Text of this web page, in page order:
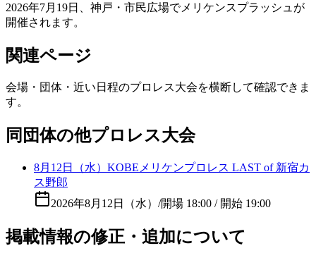
2026年7月19日、神戸・市民広場でメリケンスプラッシュが
開催されます。
関連ページ
会場・団体・近い日程のプロレス大会を横断して確認できま
す。
同団体の他プロレス大会
8月12日（水）KOBEメリケンプロレス LAST of 新宿カ
ス野郎
2026年8月12日（水） /開場 18:00 / 開始 19:00
掲載情報の修正・追加について